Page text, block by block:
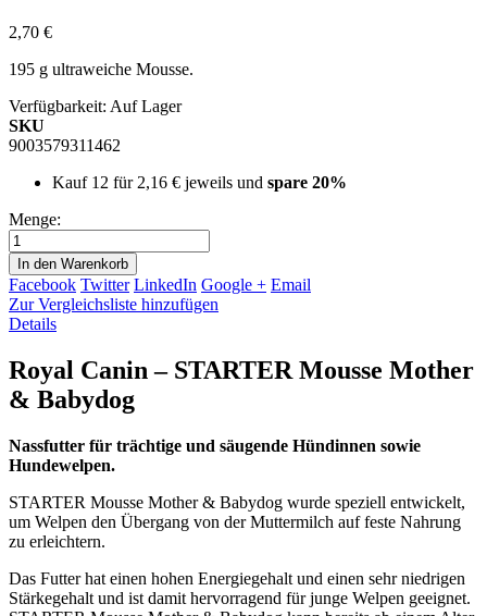
2,70 €
195 g ultraweiche Mousse.
Verfügbarkeit: Auf Lager
SKU
9003579311462
Kauf 12 für 2,16 € jeweils und spare 20%
Menge:
In den Warenkorb
Facebook Twitter LinkedIn Google + Email
Zur Vergleichsliste hinzufügen
Details
Royal Canin – STARTER Mousse Mother
& Babydog
Nassfutter für trächtige und säugende Hündinnen sowie
Hundewelpen.
STARTER Mousse Mother & Babydog wurde speziell entwickelt,
um Welpen den Übergang von der Muttermilch auf feste Nahrung
zu erleichtern.
Das Futter hat einen hohen Energiegehalt und einen sehr niedrigen
Stärkegehalt und ist damit hervorragend für junge Welpen geeignet.